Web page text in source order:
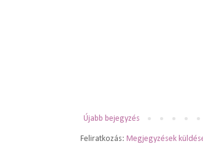
Újabb bejegyzés
Feliratkozás: Megjegyzések